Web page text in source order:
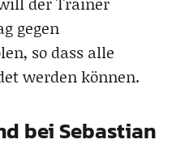
gegen
so dass alle
werden können.
bei Sebastian